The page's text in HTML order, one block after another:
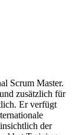
Scrum Master.
zusätzlich für
Er verfügt
der